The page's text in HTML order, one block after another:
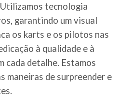
tecnologia
garantindo um visual
os karts e os pilotos nas
à qualidade e à
cada detalhe. Estamos
maneiras de surpreender e